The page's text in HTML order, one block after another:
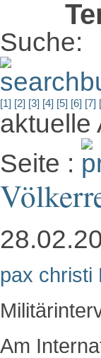
Suche:
[1] [2] [3] [4] [5] [6] [7]
aktuelle
Seite :
pax christi
Am